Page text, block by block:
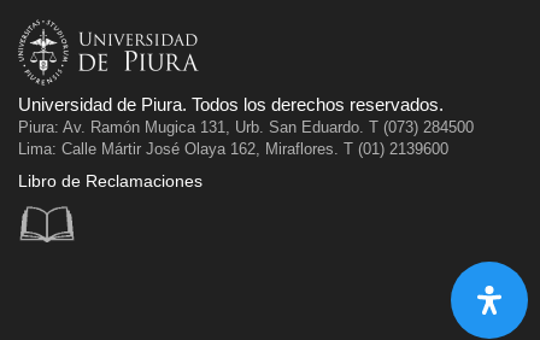
Universidad de Piura. Todos los derechos reservados.
Piura: Av. Ramón Mugica 131, Urb. San Eduardo. T (073) 284500
Lima: Calle Mártir José Olaya 162, Miraflores. T (01) 2139600
Libro de Reclamaciones